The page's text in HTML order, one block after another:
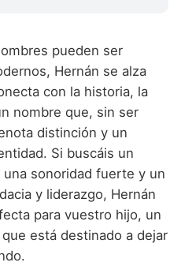
pueden ser
Hernán se alza
con la historia, la
nombre que, sin ser
distinción y un
Si buscáis un
sonoridad fuerte y un
y liderazgo, Hernán
para vuestro hijo, un
está destinado a dejar